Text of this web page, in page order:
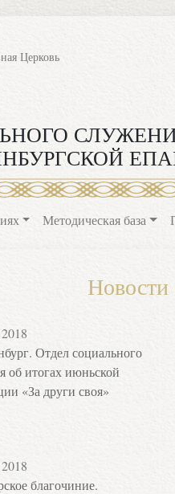
Церковь
Методическая база
Новости
Отдел социального
об итогах июньской
«За други своя»
благочиние.